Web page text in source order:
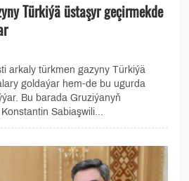
Türkiýä üstaşyr geçirmekde
arkaly türkmen gazyny Türkiýä
goldaýar hem-de bu ugurda
Bu barada Gruziýanyň
Sabiaşwili...